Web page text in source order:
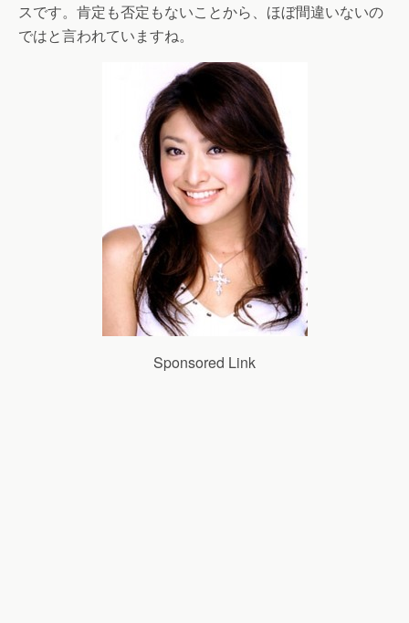
スです。肯定も否定もないことから、ほぼ間違いないの
ではと言われていますね。
Sponsored Link